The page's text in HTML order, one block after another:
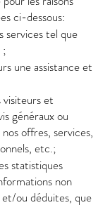
ci-dessous:
services tel que
;
une assistance et
et
généraux ou
offres, services,
etc.;
statistiques
non
et/ou déduites, que